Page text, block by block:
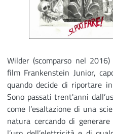
Wilder (scomparso nel
film Frankenstein Junior,
quando decide di riportare
Sono passati trent'anni
come l’esaltazione di una
natura cercando di